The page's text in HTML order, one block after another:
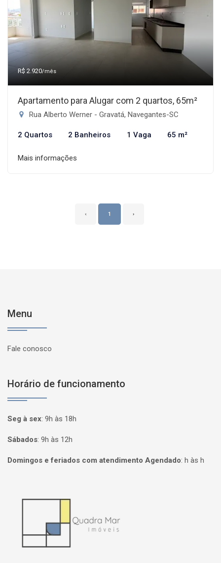
R$ 2.920/mês
Apartamento para Alugar com 2 quartos, 65m²
Rua Alberto Werner - Gravatá, Navegantes-SC
2 Quartos 2 Banheiros 1 Vaga 65 m²
Mais informações
‹ 1 ›
Menu
Fale conosco
Horário de funcionamento
Seg à sex: 9h às 18h
Sábados: 9h às 12h
Domingos e feriados com atendimento Agendado: h às h